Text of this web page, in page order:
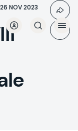
NOV 2023